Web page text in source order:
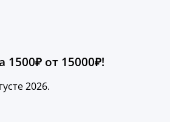
1500₽ от 15000₽!
2026.